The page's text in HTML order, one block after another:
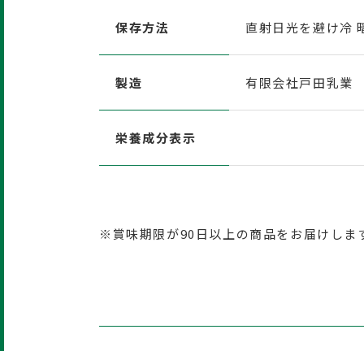
保存方法 直射日光を避け冷
製造 有限会社戸田乳業
栄養成分表示
※賞味期限が90日以上の商品をお届けしま